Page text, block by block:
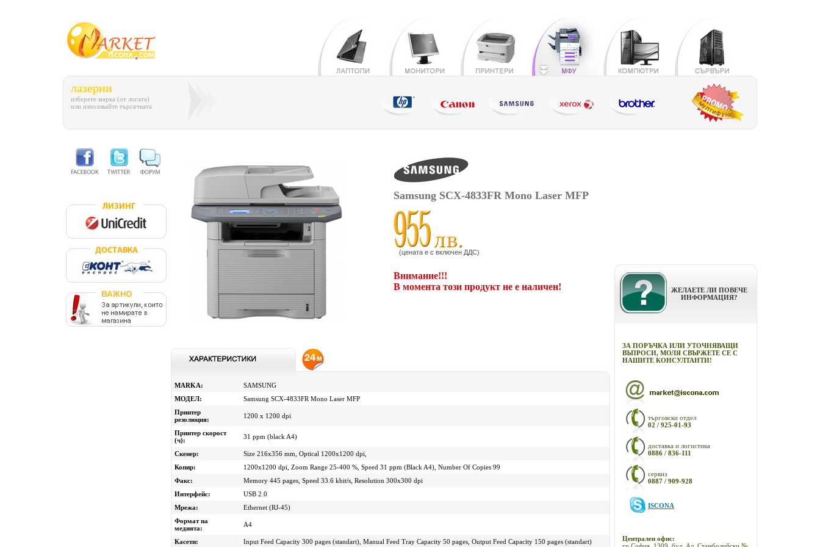
лазерни
изберете марка (от логата)
или използвайте търсачката
Samsung SCX-4833FR Mono Laser MFP
(цената е с включен ДДС)
Внимание!!!
В момента този продукт не е наличен!
MARKA:
SAMSUNG
МОДЕЛ:
Samsung SCX-4833FR Mono Laser MFP
Принтер
резолюция:
1200 x 1200 dpi
Принтер скорост
(ч):
31 ppm (black A4)
Скенер:
Size 216x356 mm, Optical 1200x1200 dpi,
Копир:
1200x1200 dpi, Zoom Range 25-400 %, Speed 31 ppm (Black A4), Number Of Copies 99
Факс:
Memory 445 pages, Speed 33.6 kbit/s, Resolution 300x300 dpi
Интерфейс:
USB 2.0
Мрежа:
Ethernet (RJ-45)
Формат на
медията:
A4
Касети: Input Feed Capacity 300 pages (standart), Manual Feed Tray Capacity 50 pages, Output Feed Capacity 150 pages (standart)
ЖЕЛАЕТЕ ЛИ ПОВЕЧЕ
ИНФОРМАЦИЯ?
ЗА ПОРЪЧКА ИЛИ УТОЧНЯВАЩИ
ВЪПРОСИ, МОЛЯ СВЪРЖЕТЕ СЕ С
НАШИТЕ КОНСУЛТАНТИ!
търговски отдел
02 / 925-01-93
доставка и логистика
0886 / 836-111
сервиз
0887 / 909-928
ISCONA
Централен офис: